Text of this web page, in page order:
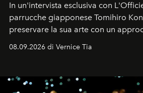
In un'intervista esclusiva con
parrucche giapponese Tomihiro
preservare la sua arte con un
contemporaneo.
08.09.2026 di Vernice Tia